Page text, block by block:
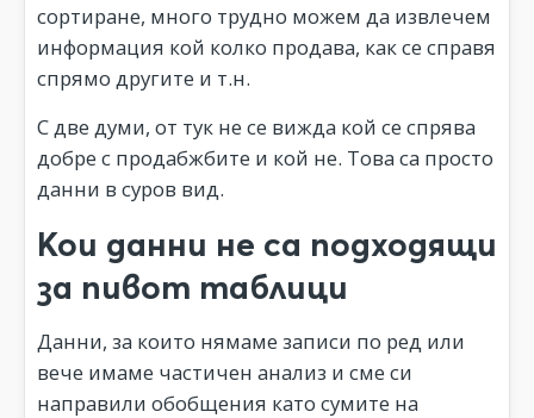
сортиране, много трудно можем да извлечем
информация кой колко продава, как се справя
спрямо другите и т.н.
С две думи, от тук не се вижда кой се спрява
добре с продабжбите и кой не. Това са просто
данни в суров вид.
Кои данни не са подходящи
за пивот таблици
Данни, за които нямаме записи по ред или
вече имаме частичен анализ и сме си
направили обобщения като сумите на